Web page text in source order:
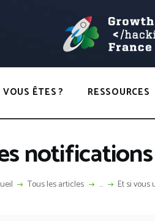
VOUS ÊTES ? RESSOURCES
Tous les articles ... Et si vous
GROWTH
ÊTES ?